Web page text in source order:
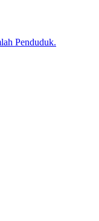
Penduduk.